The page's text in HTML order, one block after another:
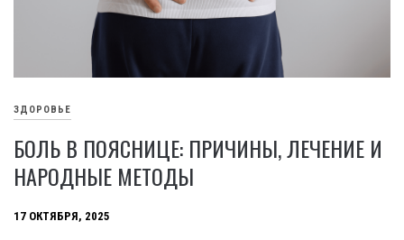
ЗДОРОВЬЕ
БОЛЬ В ПОЯСНИЦЕ: ПРИЧИНЫ, ЛЕЧЕНИЕ И
НАРОДНЫЕ МЕТОДЫ
17 ОКТЯБРЯ, 2025